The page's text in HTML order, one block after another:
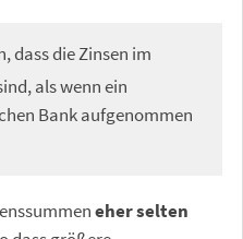
dass die Zinsen im
als wenn ein
Bank aufgenommen
eher selten